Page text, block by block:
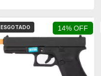
14% OFF
ESGOTADO